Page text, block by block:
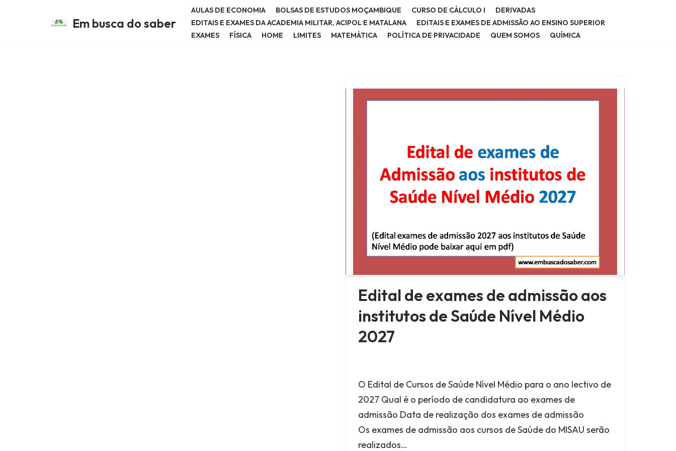
Em busca do saber
AULAS DE ECONOMIA BOLSAS DE ESTUDOS MOÇAMBIQUE CURSO DE CÁLCULO I
DERIVADAS
EDITAIS E EXAMES DA ACADEMIA MILITAR, ACIPOL E MATALANA
EDITAIS E EXAMES DE ADMISSÃO AO ENSINO SUPERIOR
EXAMES
FÍSICA HOME LIMITES MATEMÁTICA POLÍTICA DE PRIVACIDADE QUEM SOMOS QUÍMICA
Edital de exames de admissão aos
institutos de Saúde Nível Médio
2027
O Edital de Cursos de Saúde Nível Médio para o ano lectivo de
2027 Qual é o período de candidatura ao exames de
admissão Data de realização dos exames de admissão
Os exames de admissão aos cursos de Saúde do MISAU serão
realizados…